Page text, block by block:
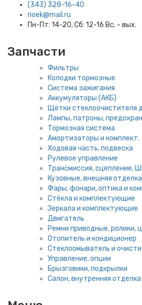
(343) 328-16-40
rioek@mail.ru
Пн-Пт: 14-20, Сб: 12-16 Вс. - вых.
Запчасти
Фильтры
Колодки тормозные
Система зажигания
Аккумуляторы (АКБ)
Щётки стеклоочистителя
Лампы, патроны,
Тормозная система
Амортизаторы и комплект.
Ходовая часть, подвеска
Рулевое управление
Трансмиссия, сцепление,
Кузовные, внешняя отделка
Фары, фонари, оптика и
Стёкла и комплектующие
Зеркала и комплектующие
Двигатель
Ремни приводные, ролики,
Отопитель и кондиционер
Стеклоомыватель и
Управление, опции
Брызговики, подкрылки
Салон, внутренняя отделка